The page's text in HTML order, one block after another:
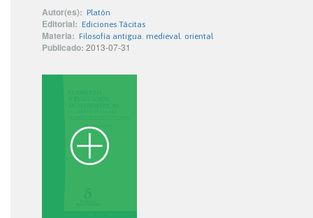
Autor(es): Platón
Editorial: Ediciones Tácitas
Materia: Filosofía antigua. medieval. oriental
Publicado: 2013-07-31